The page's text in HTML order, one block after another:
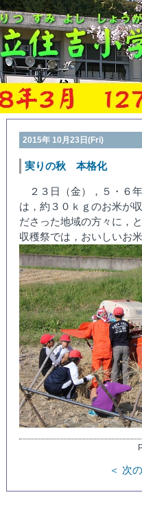
2015年 10月23日(Fri)
実りの秋 本格化
２３日（金），５・６
は，約３０ｋｇのお米が
ださった地域の方々に，
収穫祭では，おいしいお
＜ 次